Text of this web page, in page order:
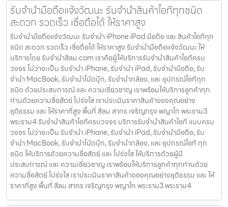
รับจำนำมือถือแจ้งวัฒนะ รับจำนำสินค้าไอทีทุกชนิด
สะดวก รวดเร็ว เชื่อถือได้ ให้ราคาสูง
รับจำนำมือถือแจ้งวัฒนะ รับจำนำ iPhone iPad มือถือ และ สินค้าไอทีทุก
ชนิด สะดวก รวดเร็ว เชื่อถือได้ ให้ราคาสูง รับจำนำมือถือแจ้งวัฒนะ ให้
บริการโดย รับจํานําสีลม.com เราคือผู้ให้บริการรับจำนำสินค้าไอทีครบ
วงจร ไม่ว่าจะเป็น รับจำนำ iPhone, รับจำนำ iPad, รับจำนำมือถือ, รับ
จำนำ MacBook, รับจำนำโน้ตบุ๊ก, รับจำนำกล้อง, และ อุปกรณ์ไอทีทุก
ชนิด ด้วยประสบการณ์ และ ความเชี่ยวชาญ เราพร้อมให้บริการลูกค้าทุก
ท่านด้วยความซื่อสัตย์ โปร่งใส เราประเมินราคาสินค้าของคุณอย่าง
ยุติธรรม และ ให้ราคาที่สูง พื้นที่ สีลม สาทร เจริญกรุง พญาไท พระราม3
พระราม4 รับจำนำสินค้าไอทีครบวงจร บริการรับจำนำสินค้าไอที แบบครบ
วงจร ไม่ว่าจะเป็น รับจำนำ iPhone, รับจำนำ iPad, รับจำนำมือถือ, รับ
จำนำ MacBook, รับจำนำโน้ตบุ๊ก, รับจำนำกล้อง, และ อุปกรณ์ไอที ทุก
ชนิด ให้บริการด้วยความซื่อสัตย์ และ โปร่งใส ให้บริการด้วยผู้มี
ประสบการณ์ และ ความเชี่ยวชาญ เราพร้อมให้บริการลูกค้าทุกท่านด้วย
ความซื่อสัตย์ โปร่งใส เราประเมินราคาสินค้าของคุณอย่างยุติธรรม และ ให้
ราคาที่สูง พื้นที่ สีลม สาทร เจริญกรุง พญาไท พระราม3 พระราม4